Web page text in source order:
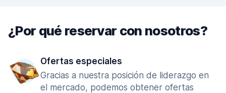
¿Por qué reservar con nosotros?
Ofertas especiales
Gracias a nuestra posición de liderazgo en
el mercado, podemos obtener ofertas